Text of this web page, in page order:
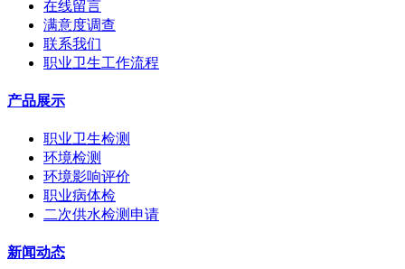
在线留言
满意度调查
联系我们
职业卫生工作流程
产品展示
职业卫生检测
环境检测
环境影响评价
职业病体检
二次供水检测申请
新闻动态